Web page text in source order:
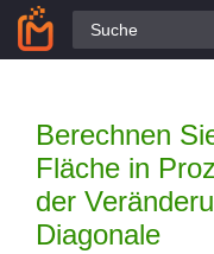
Alle Fragen
Berechnen
Fläche in
der
Diagonale